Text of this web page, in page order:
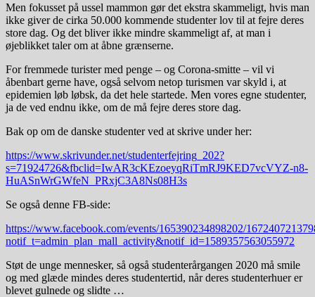
Men fokusset på ussel mammon gør det ekstra skammeligt, hvis man
ikke giver de cirka 50.000 kommende studenter lov til at fejre deres
store dag. Og det bliver ikke mindre skammeligt af, at man i
øjeblikket taler om at åbne grænserne.
For fremmede turister med penge – og Corona-smitte – vil vi
åbenbart gerne have, også selvom netop turismen var skyld i, at
epidemien løb løbsk, da det hele startede. Men vores egne studenter,
ja de ved endnu ikke, om de må fejre deres store dag.
Bak op om de danske studenter ved at skrive under her:
https://www.skrivunder.net/studenterfejring_202?
s=71924726&fbclid=IwAR3cKEzoeyqRiTmRJ9KED7vcVYZ-n8-
HuASnWrGWfeN_PRxjC3A8Ns08H3s
Se også denne FB-side:
https://www.facebook.com/events/165390234898202/
notif_t=admin_plan_mall_activity&notif_id=1589357563055972
Støt de unge mennesker, så også studenterårgangen 2020 må smile
og med glæde mindes deres studentertid, når deres studenterhuer er
blevet gulnede og slidte …